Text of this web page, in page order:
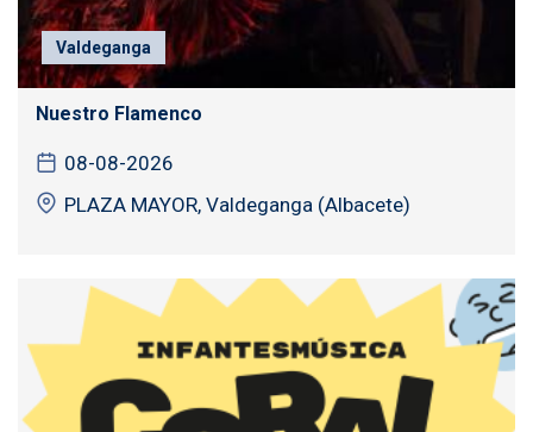
Valdeganga
Nuestro Flamenco
08-08-2026
PLAZA MAYOR, Valdeganga (Albacete)